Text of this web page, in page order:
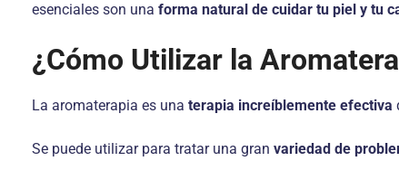
esenciales son una forma natural de cuidar tu piel y tu
¿Cómo Utilizar la
La aromaterapia es una terapia increíblemente efectiva
Se puede utilizar para tratar una gran variedad de